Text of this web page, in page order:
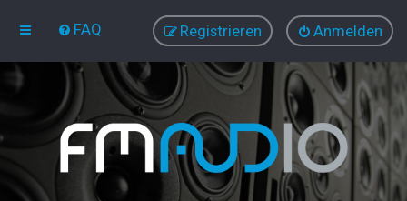
FAQ Anmelden
Registrieren